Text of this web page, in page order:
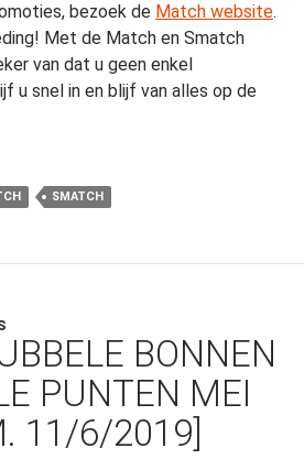
bezoek de Match website.
Met de Match en Smatch
van dat u geen enkel
u snel in en blijf van alles op de
SMATCH
BONNEN
PUNTEN MEI
11/6/2019]